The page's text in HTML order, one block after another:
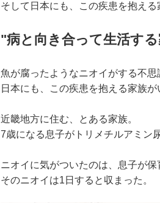
そして日本にも、この疾患を抱える
"病と向き合って生活す
魚が腐ったようなニオイがする不思
日本にも、この疾患を抱える家族が
近畿地方に住む、とある家族。
7歳になる息子がトリメチルアミン
ニオイに気がついたのは、息子が保
そのニオイは1日すると収まった。